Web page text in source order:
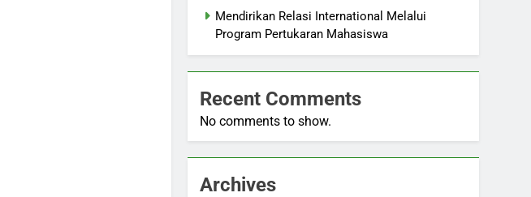
Mendirikan Relasi International Melalui
Program Pertukaran Mahasiswa
Recent Comments
No comments to show.
Archives